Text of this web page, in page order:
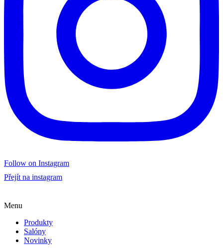
Follow on Instagram
Přejít na instagram
Menu
Produkty
Salóny
Novinky